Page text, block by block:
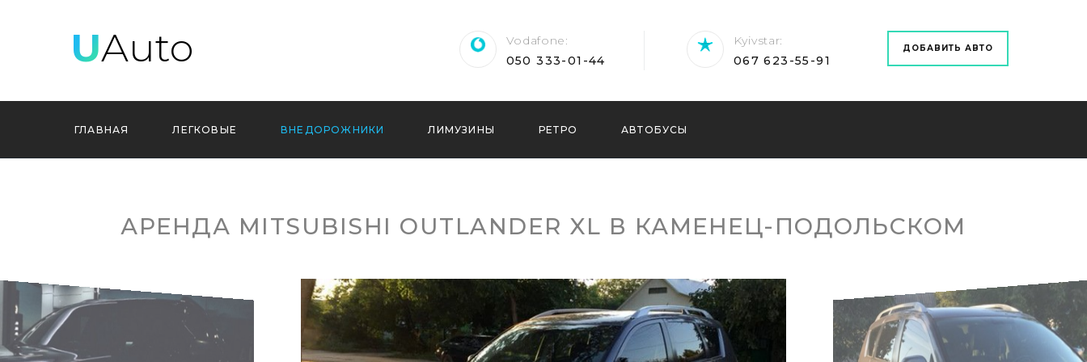
UAuto
Vodafone
‎050 333-01-44
Kyivstar
067 623-55-91
ДОБАВИТЬ АВТО
ГЛАВНАЯ ЛЕГКОВЫЕ ВНЕДОРОЖНИКИ ЛИМУЗИНЫ РЕТРО АВТОБУСЫ
АРЕНДА MITSUBISHI OUTLANDER XL В КАМЕНЕЦ-ПОДОЛЬСКОМ